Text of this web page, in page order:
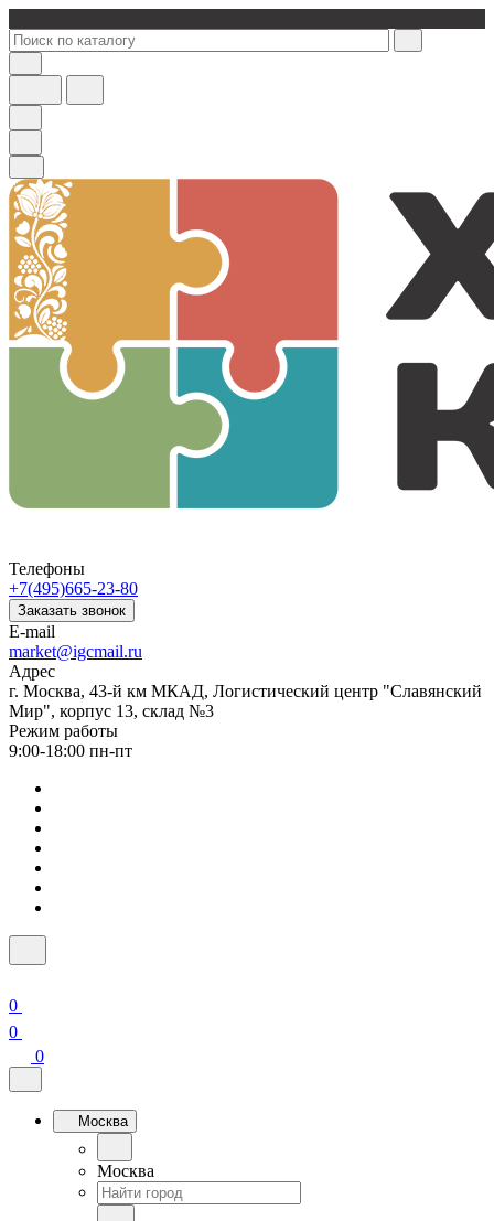
Телефоны
+7(495)665-23-80
Заказать звонок
E-mail
market@igcmail.ru
Адрес
г. Москва, 43-й км МКАД, Логистический центр "Славянский
Мир", корпус 13, склад №3
Режим работы
9:00-18:00 пн-пт
0
0
0
Москва
Москва